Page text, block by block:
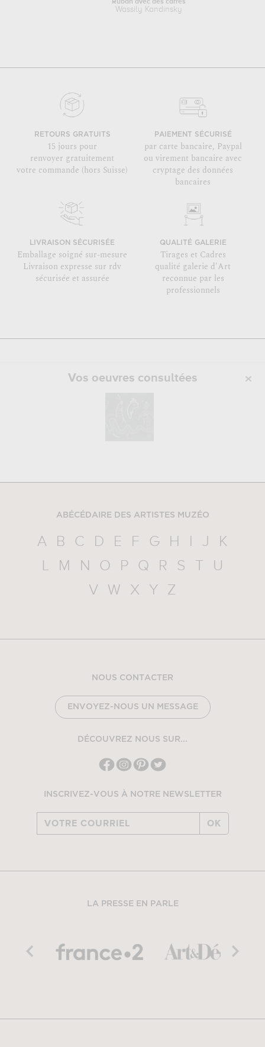
Ruban avec des carrés
Wassily Kandinsky
RETOURS GRATUITS
15 jours pour
renvoyer gratuitement
votre commande (hors Suisse)
PAIEMENT SÉCURISÉ
par carte bancaire, Paypal
ou virement bancaire avec
cryptage des données
bancaires
LIVRAISON SÉCURISÉE
Emballage soigné sur-mesure
Livraison expresse sur rdv
sécurisée et assurée
QUALITÉ GALERIE
Tirages et Cadres
qualité galerie d'Art
reconnue par les
professionnels
Vos oeuvres consultées
ABÉCÉDAIRE DES ARTISTES MUZÉO
A B C D E F G H J
K
L
M N O P Q R S
U
V
W X Y Z
NOUS CONTACTER
ENVOYEZ-NOUS UN MESSAGE
DÉCOUVREZ NOUS SUR...
INSCRIVEZ-VOUS À NOTRE NEWSLETTER
OK
LA PRESSE EN PARLE